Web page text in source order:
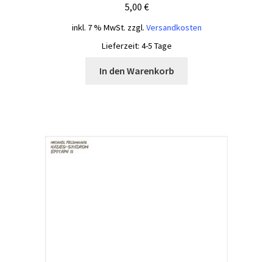
5,00 €
inkl. 7 % MwSt. zzgl. Versandkosten
Lieferzeit: 4-5 Tage
In den Warenkorb